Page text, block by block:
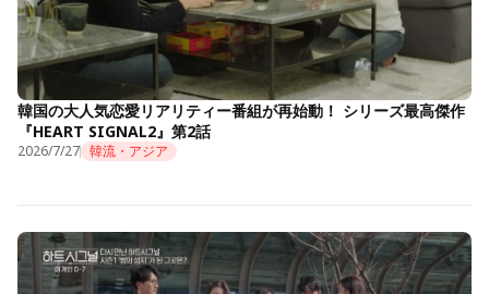
韓国の大人気恋愛リアリティー番組が再始動！ シリーズ最高傑作
『HEART SIGNAL2』第2話
2026/7/27 韓流・アジア